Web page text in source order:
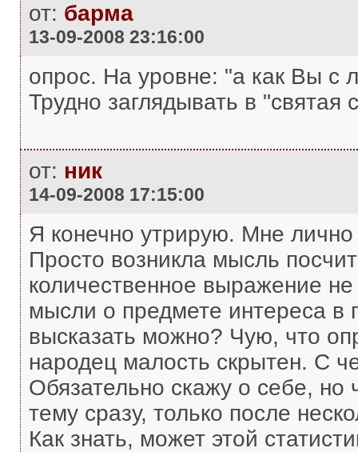
от: барма
13-09-2008 23:16:00
опрос. На уровне: "а как Вы с
Трудно заглядывать в "святая
от: ник
14-09-2008 17:15:00
Я конечно утрирую. Мне
Просто возникла мысль
количественное выражение
мысли о предмете интереса в
высказать можно? Чую, что
народец малость скрытен. С
Обязательно скажу о себе, но
тему сразу, только после
Как знать, может этой